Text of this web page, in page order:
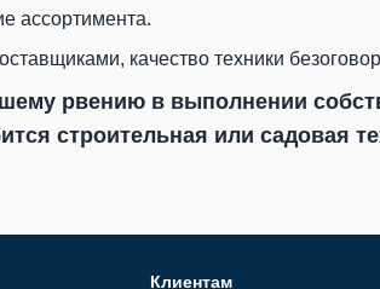
ассортимента.
качество техники
рвению в выполнении
строительная или садовая
Клиентам